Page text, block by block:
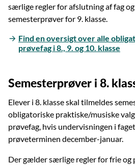
særlige regler for afslutning af fag
semesterprøver for 9. klasse.
Find en oversigt over alle
prøvefag i 8., 9. og 10. klasse
Semesterprøver i 8.
Elever i 8. klasse skal tilmeldes
obligatoriske praktiske/musiske
prøvefag, hvis undervisningen i
prøveterminen december-januar.
Der gælder særlige regler for frie og